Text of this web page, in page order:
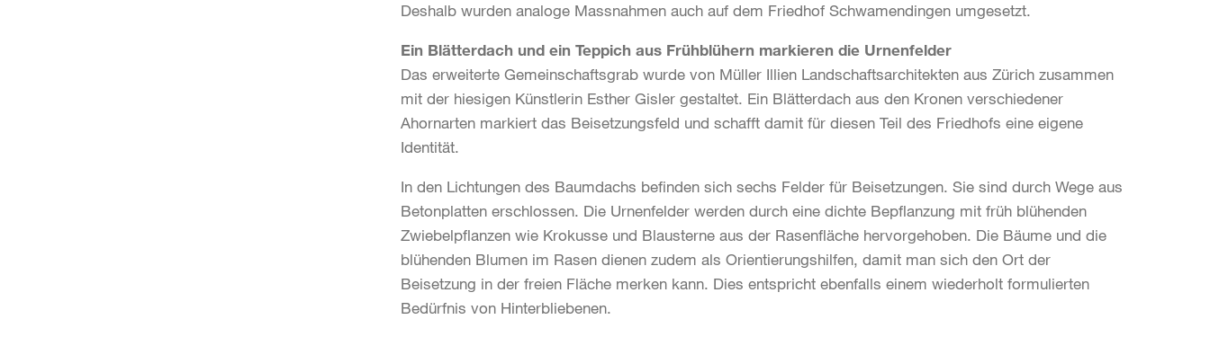
Deshalb wurden analoge Massnahmen auch auf dem Friedhof Schwamendingen umgesetzt.
Ein Blätterdach und ein Teppich aus Frühblühern markieren die Urnenfelder
Das erweiterte Gemeinschaftsgrab wurde von Müller Illien Landschaftsarchitekten aus Zürich zusammen
mit der hiesigen Künstlerin Esther Gisler gestaltet. Ein Blätterdach aus den Kronen verschiedener
Ahornarten markiert das Beisetzungsfeld und schafft damit für diesen Teil des Friedhofs eine eigene
Identität.
In den Lichtungen des Baumdachs befinden sich sechs Felder für Beisetzungen. Sie sind durch Wege aus
Betonplatten erschlossen. Die Urnenfelder werden durch eine dichte Bepflanzung mit früh blühenden
Zwiebelpflanzen wie Krokusse und Blausterne aus der Rasenfläche hervorgehoben. Die Bäume und die
blühenden Blumen im Rasen dienen zudem als Orientierungshilfen, damit man sich den Ort der
Beisetzung in der freien Fläche merken kann. Dies entspricht ebenfalls einem wiederholt formulierten
Bedürfnis von Hinterbliebenen.